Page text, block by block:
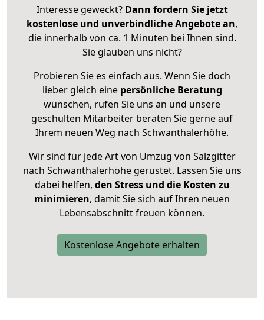
Interesse geweckt? Dann fordern Sie jetzt
kostenlose und unverbindliche Angebote an,
die innerhalb von ca. 1 Minuten bei Ihnen sind.
Sie glauben uns nicht?
Probieren Sie es einfach aus. Wenn Sie doch
lieber gleich eine persönliche Beratung
wünschen, rufen Sie uns an und unsere
geschulten Mitarbeiter beraten Sie gerne auf
Ihrem neuen Weg nach Schwanthalerhöhe.
Wir sind für jede Art von Umzug von Salzgitter
nach Schwanthalerhöhe gerüstet. Lassen Sie uns
dabei helfen, den Stress und die Kosten zu
minimieren, damit Sie sich auf Ihren neuen
Lebensabschnitt freuen können.
Kostenlose Angebote erhalten